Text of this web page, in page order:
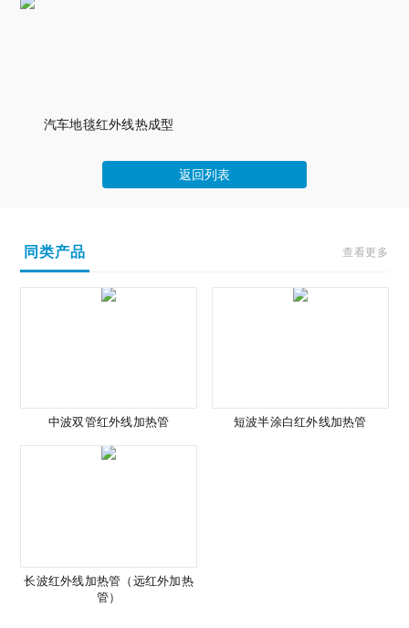
汽车地毯红外线热成型
返回列表
同类产品 查看更多
中波双管红外线加热管 短波半涂白红外线加热管
长波红外线加热管（远红外加热
管）